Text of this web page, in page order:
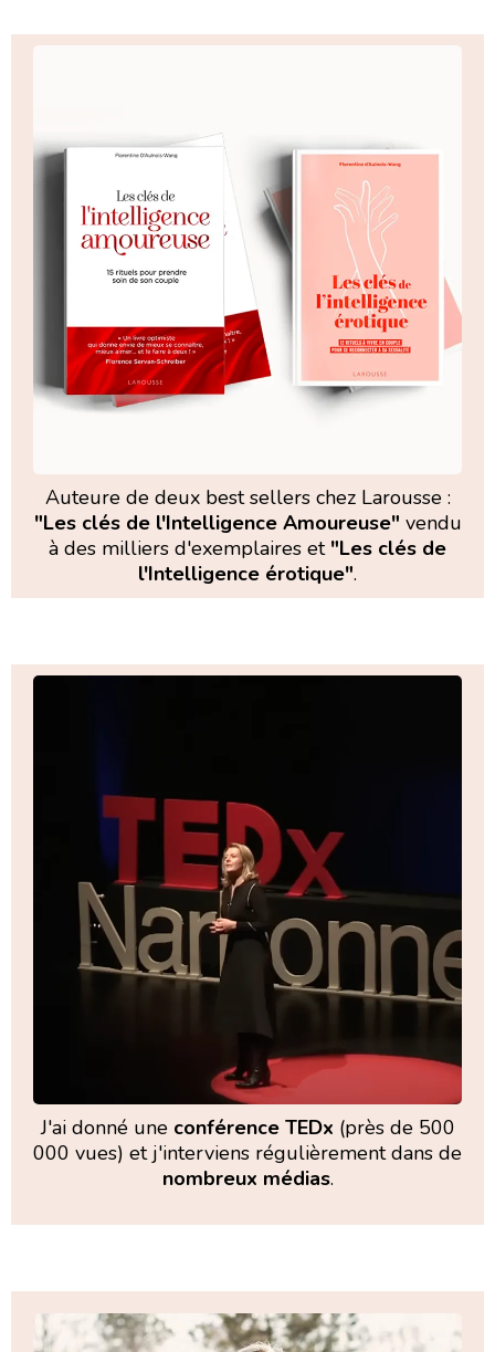
Auteure de deux best sellers chez Larousse :
"Les clés de l'Intelligence Amoureuse" vendu
à des milliers d'exemplaires et "Les clés de
l'Intelligence érotique".
J'ai donné une conférence TEDx (près de 500
000 vues) et j'interviens régulièrement dans de
nombreux médias.